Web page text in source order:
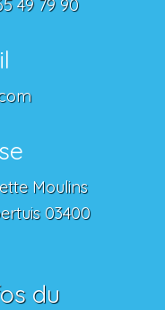
49 79 90
Moulins
03400
du